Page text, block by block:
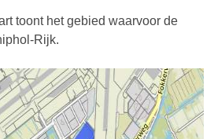
toont het gebied waarvoor de
Rijk.